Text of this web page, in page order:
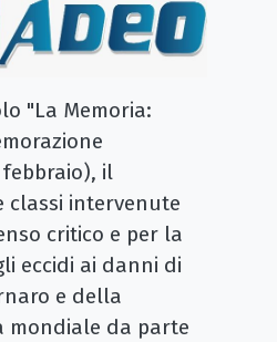
"La Memoria:
il
classi intervenute
critico e per la
eccidi ai danni di
e della
mondiale da parte